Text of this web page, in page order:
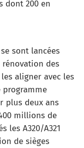
dont 200 en
sont lancées
des
aligner avec les
programme
plus deux ans
millions de
les A320/A321
de sièges